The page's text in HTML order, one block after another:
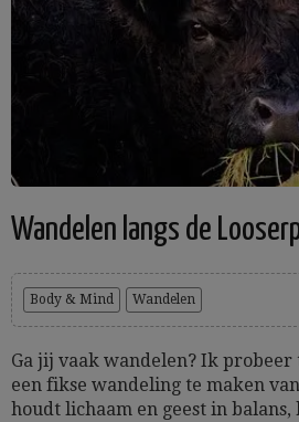
Wandelen langs de
Body & Mind Wandelen
Ga jij vaak wandelen? Ik
een fikse wandeling te maken
houdt lichaam en geest in balans,